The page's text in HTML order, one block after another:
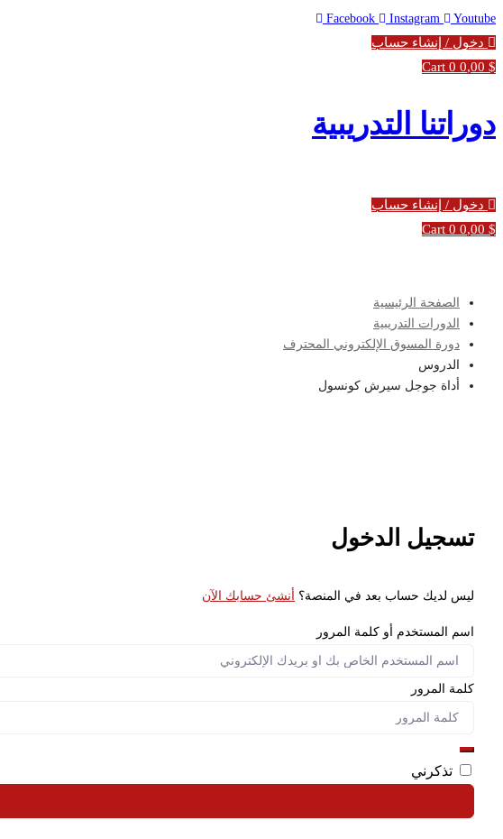
Facebook Instagram Youtube
دخول / إنشاء حساب
0,00 $
0
Cart
دوراتنا التدريبية
دخول / إنشاء حساب
0,00 $
0
Cart
الصفحة الرئيسية
الدورات التدريبية
دورة المسوق الإلكتروني المحترف
الدروس
أداة جوجل سيرش كونسول
تسجيل الدخول
ليس لديك حساب بعد في المنصة؟ أنشئ حسابك الآن
اسم المستخدم أو كلمة المرور
كلمة المرور
تذكرني